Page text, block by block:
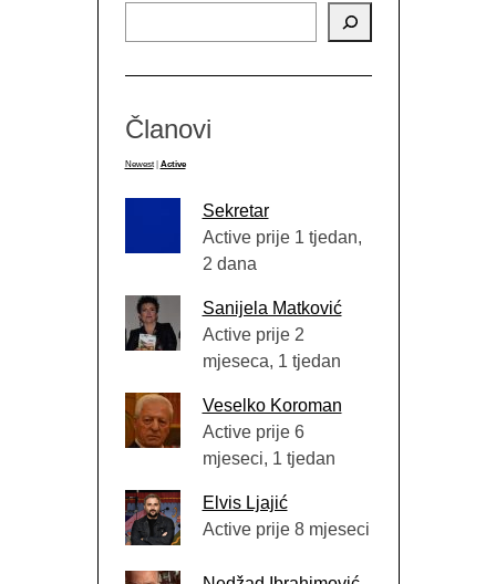
Članovi
Newest Active
Sekretar
Active prije 1 tjedan,
2 dana
Sanijela Matković
Active prije 2
mjeseca, 1 tjedan
Veselko Koroman
Active prije 6
mjeseci, 1 tjedan
Elvis Ljajić
Active prije 8 mjeseci